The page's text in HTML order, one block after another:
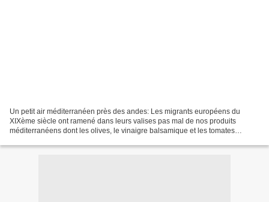
Un petit air méditerranéen près des andes: Les migrants européens du
XIXème siècle ont ramené dans leurs valises pas mal de nos produits
méditerranéens dont les olives, le vinaigre balsamique et les tomates